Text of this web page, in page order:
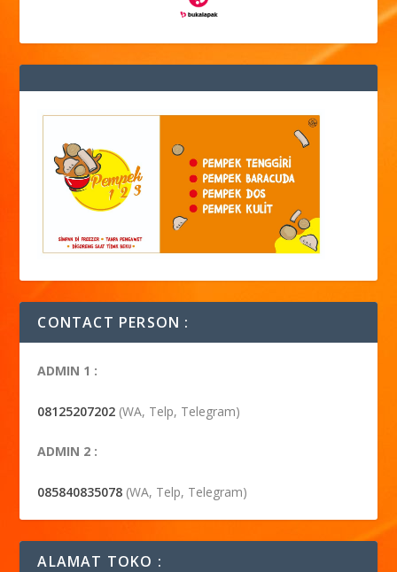
CONTACT PERSON :
ADMIN 1 :
08125207202 (WA, Telp, Telegram)
ADMIN 2 :
085840835078 (WA, Telp, Telegram)
ALAMAT TOKO :